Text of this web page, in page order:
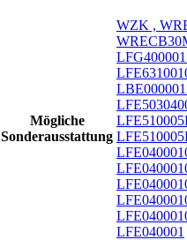
Mögliche
Sonderausstattung
WZK ,
LFE040001